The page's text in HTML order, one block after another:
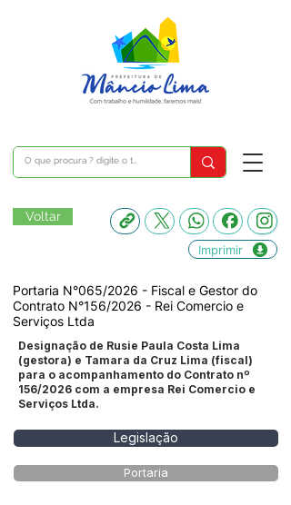
Voltar
Imprimir
Portaria N°065/2026 - Fiscal e Gestor do
Contrato N°156/2026 - Rei Comercio e
Serviços Ltda
Designação de Rusie Paula Costa Lima
(gestora) e Tamara da Cruz Lima (fiscal)
para o acompanhamento do Contrato nº
156/2026 com a empresa Rei Comercio e
Serviços Ltda.
Legislação
Portaria